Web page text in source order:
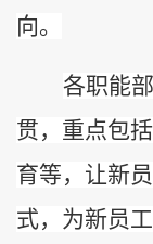
向。
各职能
贯，重点包
育等，让新
式，为新员